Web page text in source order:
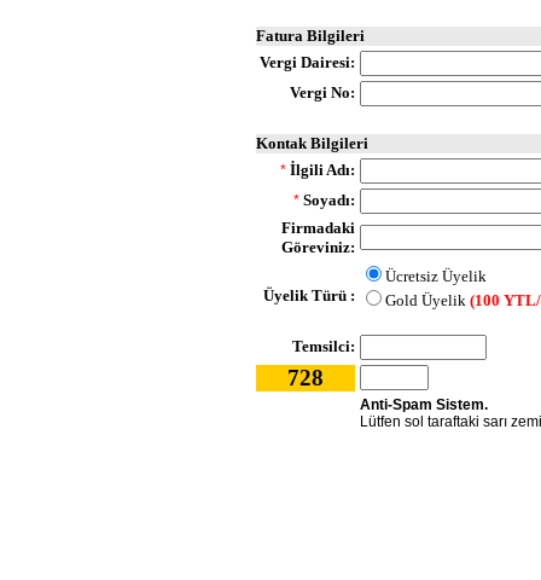
Fatura Bilgileri
Vergi Dairesi:
Vergi No:
Kontak Bilgileri
* İlgili Adı:
* Soyadı:
Firmadaki
Göreviniz:
Üyelik Türü :
Ücretsiz Üyelik
Gold Üyelik (100
Temsilci:
728
Anti-Spam Sistem.
Lütfen sol taraftaki sarı